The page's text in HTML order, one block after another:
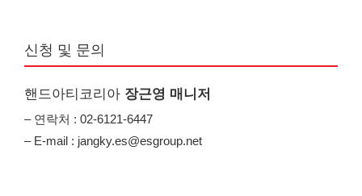
신청 및 문의
핸드아티코리아 장근영 매니저
– 연락처 : 02-6121-6447
– E-mail : jangky.es@esgroup.net